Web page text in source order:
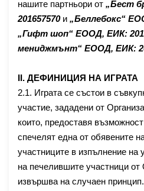
нашите партньори от „Бест
201657570и „Беллебокс“
„Гифт шоп“ ЕООД, ЕИК:
мениджмънт“ ЕООД, ЕИК:
ІІ. ДЕФИНИЦИЯ НА ИГРАТА
2.1. Играта се състои в
участие, зададени от
които, предоставя
спечелят една от обявените
участниците в изпълнение на
на печелившите участници от
извършва на случаен принцип.